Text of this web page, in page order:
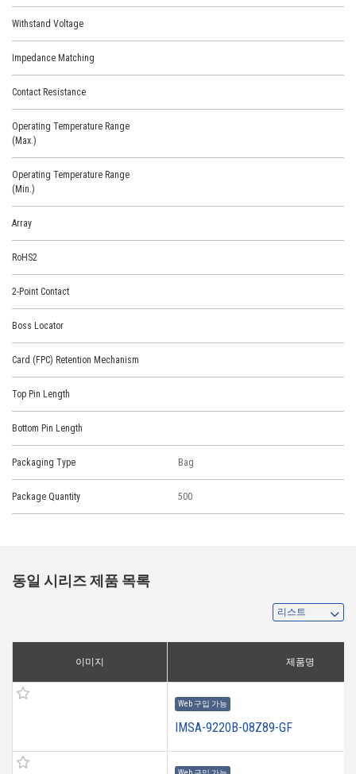
Withstand Voltage
Impedance Matching
Contact Resistance
Operating Temperature Range
(Max.)
Operating Temperature Range
(Min.)
Array
RoHS2
2-Point Contact
Boss Locator
Card (FPC) Retention Mechanism
Top Pin Length
Bottom Pin Length
Packaging Type Bag
Package Quantity 500
동일 시리즈 제품 목록
이미지 제품명
Web 구입 가능
IMSA-9220B-08Z89-GF